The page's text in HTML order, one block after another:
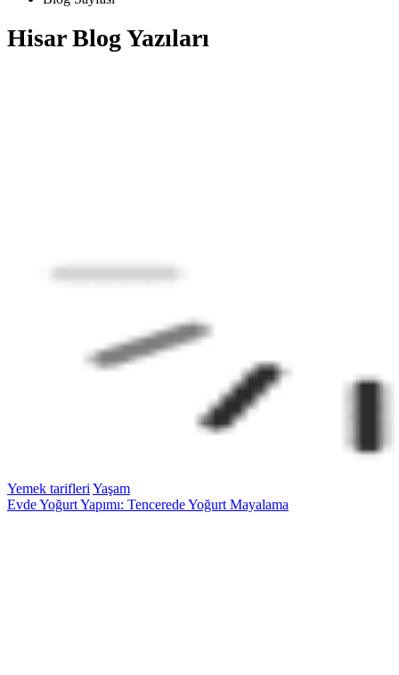
Hisar Blog Yazıları
Yemek tarifleri Yaşam
Evde Yoğurt Yapımı: Tencerede Yoğurt Mayalama